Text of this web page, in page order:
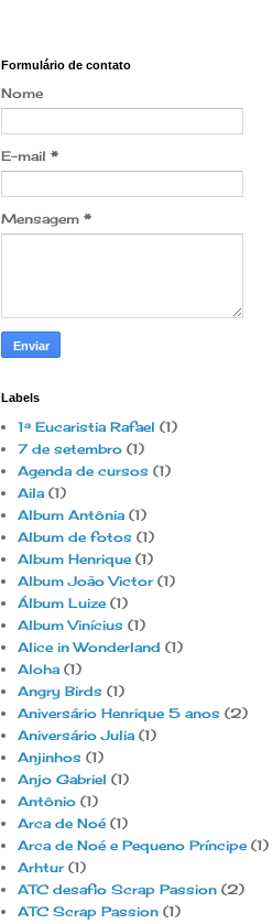
Formulário de contato
Nome
E-mail *
Mensagem *
Labels
1ª Eucaristia Rafael (1)
7 de setembro (1)
Agenda de cursos (1)
Aila (1)
Album Antônia (1)
Album de fotos (1)
Album Henrique (1)
Album João Victor (1)
Álbum Luize (1)
Album Vinícius (1)
Alice in Wonderland (1)
Aloha (1)
Angry Birds (1)
Aniversário Henrique 5 anos (2)
Aniversário Julia (1)
Anjinhos (1)
Anjo Gabriel (1)
Antônio (1)
Arca de Noé (1)
Arca de Noé e Pequeno Príncipe (1)
Arhtur (1)
ATC desafio Scrap Passion (2)
ATC Scrap Passion (1)